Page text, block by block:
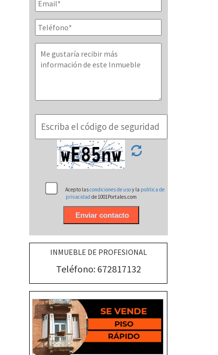
Acepto lascondiciones de usoy la politica de
privacidadde 1001Portales.com
INMUEBLE DE PROFESIONAL
Teléfono: 672817132